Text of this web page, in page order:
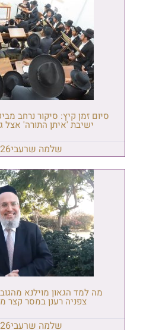
סיום זמן קיץ: סיקור נרחב
ישיבת 'איתן התורה' אצל
שלמה שרעבי
מה למד הגאון מוילנא
צפניה רענן במסר
שלמה שרעבי